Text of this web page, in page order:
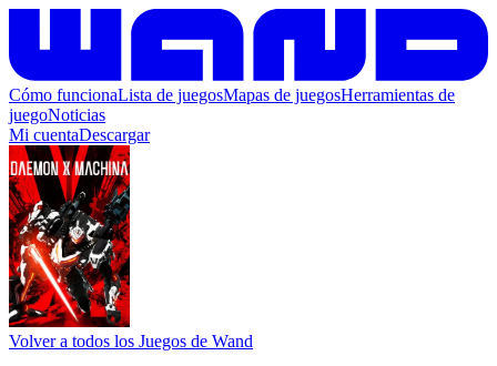
Cómo funcionaLista de juegosMapas de juegosHerramientas de
juegoNoticias
Mi cuentaDescargar
Volver a todos los Juegos de Wand